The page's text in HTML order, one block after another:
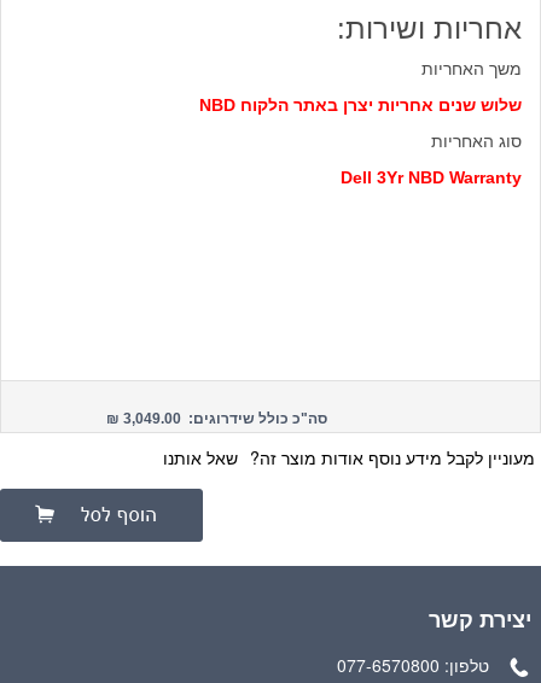
אחריות ושירות:
משך האחריות
שלוש שנים אחריות יצרן באתר הלקוח NBD
סוג האחריות
Dell 3Yr NBD Warranty
סה"כ כולל שידרוגים: 3,049.00 ₪
מעוניין לקבל מידע נוסף אודות מוצר זה? שאל אותנו
יצירת קשר
טלפון: 077-6570800